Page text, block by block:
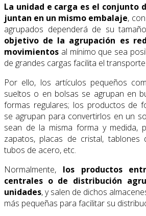
La unidad e carga es el conjunto
juntan en un mismo embalaje,
agrupados dependerá de su
objetivo de la agrupación es
movimientos al mínimo que sea
de grandes cargas facilita el
Por ello, los artículos pequeños
sueltos o en bolsas se agrupan en
formas regulares; los productos de
se agrupan para convertirlos en un
sean de la misma forma y medida,
zapatos, placas de cristal, tablones
tubos de acero, etc.
Normalmente, los productos
centrales o de distribución
unidades, y salen de dichos
más pequeñas para facilitar su